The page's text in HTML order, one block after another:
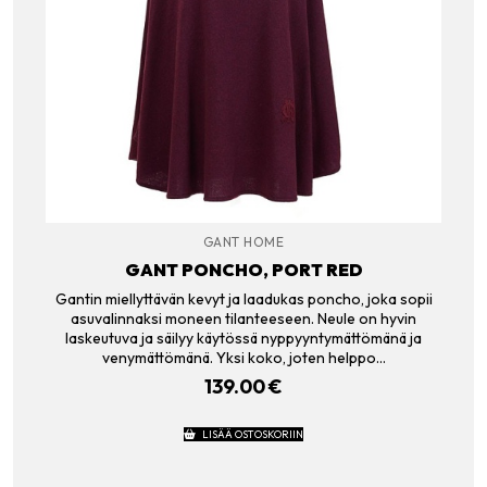
GANT HOME
GANT PONCHO, PORT RED
Gantin miellyttävän kevyt ja laadukas poncho, joka sopii
asuvalinnaksi moneen tilanteeseen. Neule on hyvin
laskeutuva ja säilyy käytössä nyppyyntymättömänä ja
venymättömänä. Yksi koko, joten helppo…
139.00€
LISÄÄ OSTOSKORIIN